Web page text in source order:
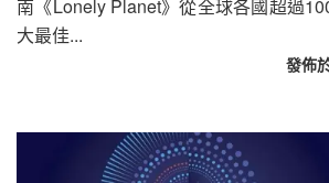
南《Lonely Planet》從全球各國超過
大最佳...
發佈